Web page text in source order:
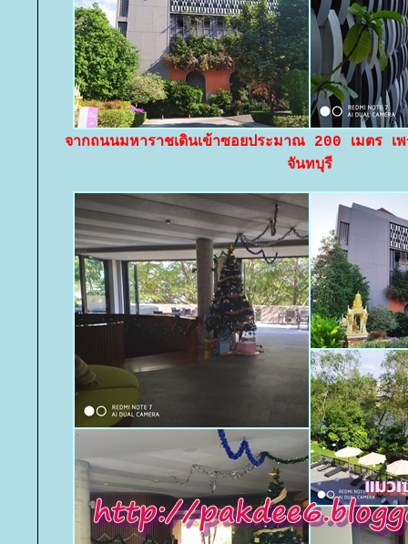
จากถนนมหาราชเดินเข้าซอยประมาณ 200 เมตร เพ
จันทบุรี